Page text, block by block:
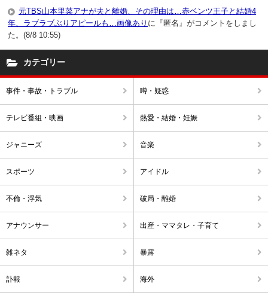
元TBS山本里菜アナが夫と離婚、その理由は…赤ベンツ王子と結婚4
年、ラブラブぶりアピールも…画像あり に『匿名』がコメントをしまし
た。(8/8 10:55)
カテゴリー
事件・事故・トラブル 噂・疑惑
テレビ番組・映画 熱愛・結婚・妊娠
ジャニーズ 音楽
スポーツ アイドル
不倫・浮気 破局・離婚
アナウンサー 出産・ママタレ・子育て
雑ネタ 暴露
訃報 海外